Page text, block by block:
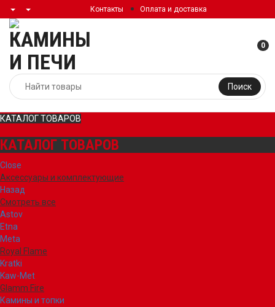
Контакты Оплата и доставка
Поиск
0
КАТАЛОГ ТОВАРОВ
КАТАЛОГ ТОВАРОВ
Close
Аксессуары и комплектующие
Назад
Смотреть все
Astov
Etna
Meta
Royal Flame
Kratki
Kaw-Met
Glamm Fire
Камины и топки